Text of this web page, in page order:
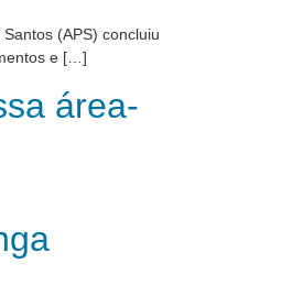
(APS) concluiu
e […]
área-